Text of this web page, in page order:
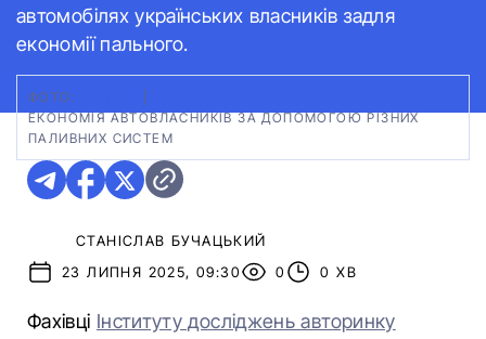
автомобілях українських власників задля
економії пального.
ФОТО:
ЕКОНОМІЯ АВТОВЛАСНИКІВ ЗА ДОПОМОГОЮ РІЗНИХ
ПАЛИВНИХ СИСТЕМ
СТАНІСЛАВ БУЧАЦЬКИЙ
23 ЛИПНЯ 2025, 09:30
0 0 ХВ
Фахівці Інституту досліджень авторинку